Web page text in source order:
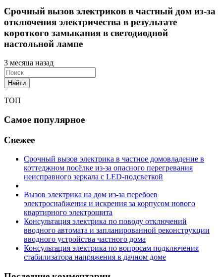
Срочный вызов электриков в частный дом из-за
отключения электричества в результате
короткого замыкания в светодиодной
настольной лампе
3 месяца назад
Найти
ТОП
Самое популярное
Свежее
Срочный вызов электрика в частное домовладение в
коттеджном посёлке из-за опасного перегревания
неисправного зеркала с LED-подсветкой
Вызов электрика на дом из-за перебоев
электроснабжения и искрения за корпусом нового
квартирного электрощита
Консультация электрика по поводу отключений
вводного автомата и запланированной реконструкции
вводного устройства частного дома
Консультация электрика по вопросам подключения
стабилизатора напряжения в дачном доме